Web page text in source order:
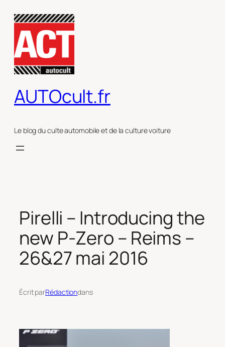
contenu
AUTOcult.fr
Le blog du culte automobile et de la culture voiture
Pirelli – Introducing the
new P-Zero – Reims –
26&27 mai 2016
Écrit parRédactiondans